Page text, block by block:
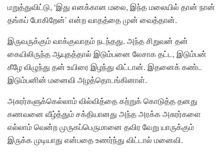
மறுத்துவிட்டு, ‘இது எனக்கான மலை, இந்த மலையில் தான் நான்
தங்கப் போகிறேன்’ என்ற வாதத்தை முன் வைத்தான்.
இருவருக்கும் வாக்குவாதம் நடந்தது. அந்த சிறுவன் தன்
கையிலிருந்த ஆயுதத்தால் இடும்பனை லேசாக தட்ட, இடும்பன்
கீழே விழுந்து தன் உயிரை இழந்து விட்டான். இதனைக் கண்ட
இடும்பனின் மனைவி அழத்தொடங்கினாள்.
அசுரர்களுக்கெல்லாம் வில்வித்தை கற்றுக் கொடுத்த தனது
கணவனை வீழ்த்தும் சக்தியானது அந்த அரக்க அசுரர்களை
எல்லாம் வென்ற முருகப்பெருமானை தவிர வேறு யாருக்கும்
இருக்க முடியாது என்பதை உணர்ந்து விட்டால் மனைவி.